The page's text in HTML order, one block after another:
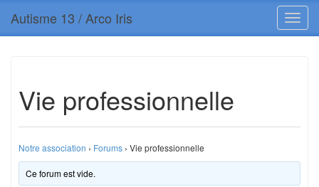
Autisme 13 / Arco Iris
Vie professionnelle
Notre association › Forums › Vie professionnelle
Ce forum est vide.